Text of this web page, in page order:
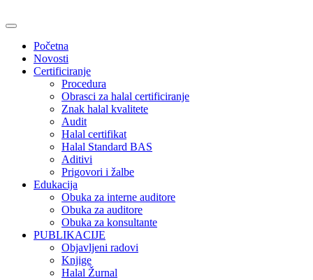
Početna
Novosti
Certificiranje
Procedura
Obrasci za halal certificiranje
Znak halal kvalitete
Audit
Halal certifikat
Halal Standard BAS
Aditivi
Prigovori i žalbe
Edukacija
Obuka za interne auditore
Obuka za auditore
Obuka za konsultante
PUBLIKACIJE
Objavljeni radovi
Knjige
Halal Žurnal